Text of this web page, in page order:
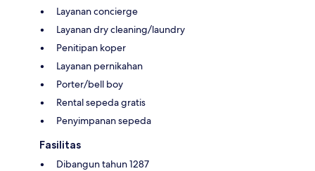
Layanan concierge
Layanan dry cleaning/laundry
Penitipan koper
Layanan pernikahan
Porter/bell boy
Rental sepeda gratis
Penyimpanan sepeda
Fasilitas
Dibangun tahun 1287